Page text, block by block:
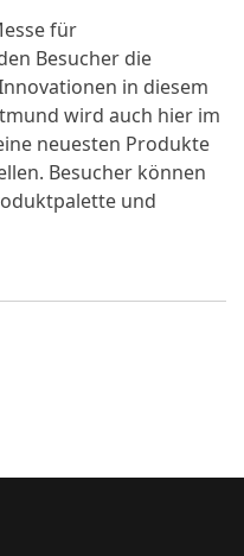
für
Besucher die
in diesem
wird auch hier im
neuesten Produkte
Besucher können
und